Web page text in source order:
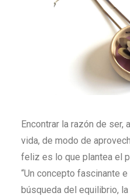
Encontrar la razón de ser,
vida, de modo de
feliz es lo que plantea el
“Un concepto fascinante
búsqueda del equilibrio,